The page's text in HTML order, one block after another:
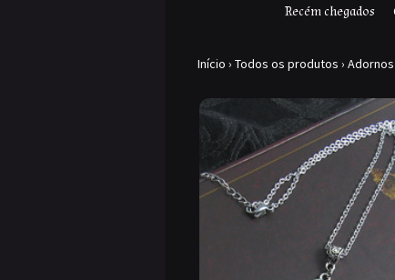
Recém chegados
Início › Todos os produtos › Adornos